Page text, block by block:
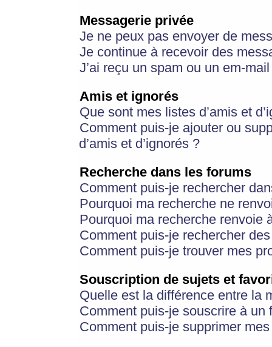
Messagerie privée
Je ne peux pas envoyer de
Je continue à recevoir des
J’ai reçu un spam ou un em-
Amis et ignorés
Que sont mes listes d’amis et
Comment puis-je ajouter ou
d’amis et d’ignorés ?
Recherche dans les forums
Comment puis-je rechercher
Pourquoi ma recherche ne
Pourquoi ma recherche renvoie
Comment puis-je rechercher
Comment puis-je trouver mes
Souscription de sujets et
Quelle est la différence entre la
Comment puis-je souscrire à
Comment puis-je supprimer